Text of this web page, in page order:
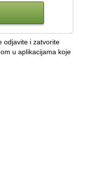
odjavite i zatvorite
u aplikacijama koje